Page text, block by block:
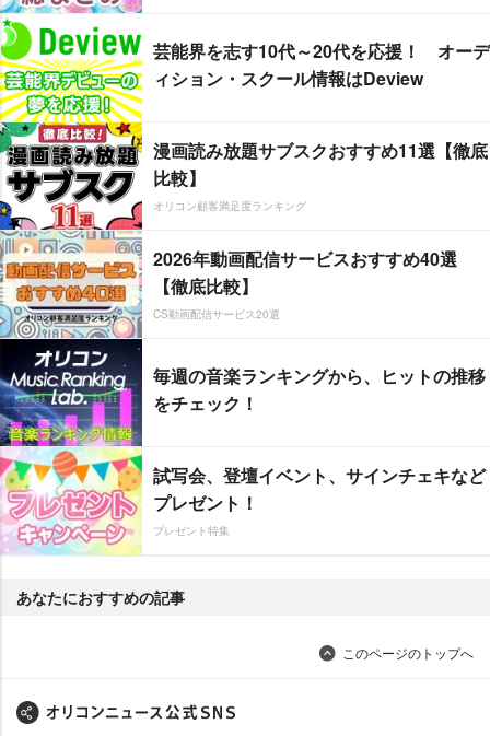
芸能界を志す10代～20代を応援！ オーデ
ィション・スクール情報はDeview
漫画読み放題サブスクおすすめ11選【徹底
比較】
オリコン顧客満足度ランキング
2026年動画配信サービスおすすめ40選
【徹底比較】
CS動画配信サービス20選
毎週の音楽ランキングから、ヒットの推移
をチェック！
試写会、登壇イベント、サインチェキなど
プレゼント！
プレゼント特集
あなたにおすすめの記事
このページのトップへ